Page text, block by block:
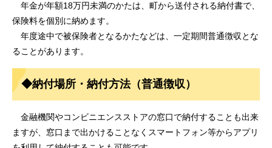
年金が年額18万円未満のかたは、町から送付される納付書で、
保険料を個別に納めます。
年度途中で被保険者となるかたなどは、一定期間普通徴収とな
ることがあります。
◆納付場所・納付方法（普通徴収）
金融機関やコンビニエンスストアの窓口で納付することも出来
ますが、窓口まで出かけることなくスマートフォン等からアプリ